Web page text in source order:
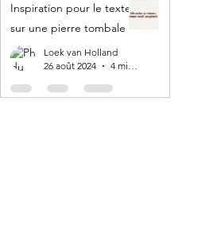
Inspiration pour le texte
sur une pierre tombale
Loek van Holland
26 août 2024
4 min de lecture